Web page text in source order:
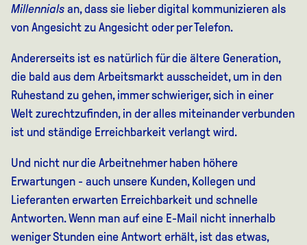
Millennials an, dass sie lieber digital kommunizieren als
von Angesicht zu Angesicht oder per Telefon.
Andererseits ist es natürlich für die ältere Generation,
die bald aus dem Arbeitsmarkt ausscheidet, um in den
Ruhestand zu gehen, immer schwieriger, sich in einer
Welt zurechtzufinden, in der alles miteinander verbunden
ist und ständige Erreichbarkeit verlangt wird.
Und nicht nur die Arbeitnehmer haben höhere
Erwartungen - auch unsere Kunden, Kollegen und
Lieferanten erwarten Erreichbarkeit und schnelle
Antworten. Wenn man auf eine E-Mail nicht innerhalb
weniger Stunden eine Antwort erhält, ist das etwas,